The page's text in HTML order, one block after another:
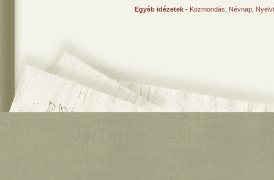
Egyéb idézetek - Közmondás Névnap